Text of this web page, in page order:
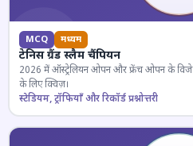
MCQ मध्यम
टेनिस ग्रैंड स्लैम चैंपियन
2026 में ऑस्ट्रेलियन ओपन और फ्रेंच ओपन के
के लिए क्विज़।
स्टेडियम, ट्रॉफियाँ और रिकॉर्ड प्रश्नोत्तरी